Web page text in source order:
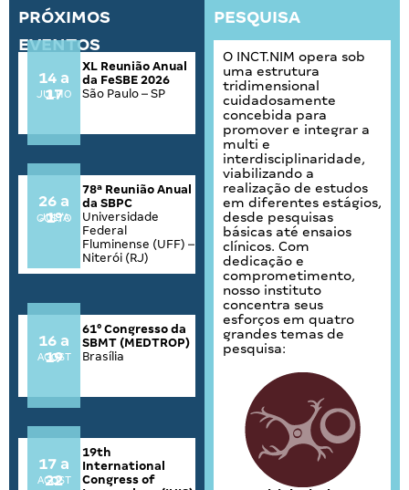
PRÓXIMOS
EVENTOS
14 a
17
JULHO
XL Reunião Anual
da FeSBE 2026
São Paulo – SP
26 a
1º
JUL/AGOSTO
78ª Reunião Anual
da SBPC
Universidade
Federal
Fluminense (UFF) –
Niterói (RJ)
16 a
19
AGOSTO
61° Congresso da
SBMT (MEDTROP)
Brasília
17 a
22
AGOSTO
19th
International
Congress of
PESQUISA
O INCT.NIM opera sob
uma estrutura
tridimensional
cuidadosamente
concebida para
promover e integrar a
multi e
interdisciplinaridade,
viabilizando a
realização de estudos
em diferentes estágios,
desde pesquisas
básicas até ensaios
clínicos. Com
dedicação e
comprometimento,
nosso instituto
concentra seus
esforços em quatro
grandes temas de
pesquisa: